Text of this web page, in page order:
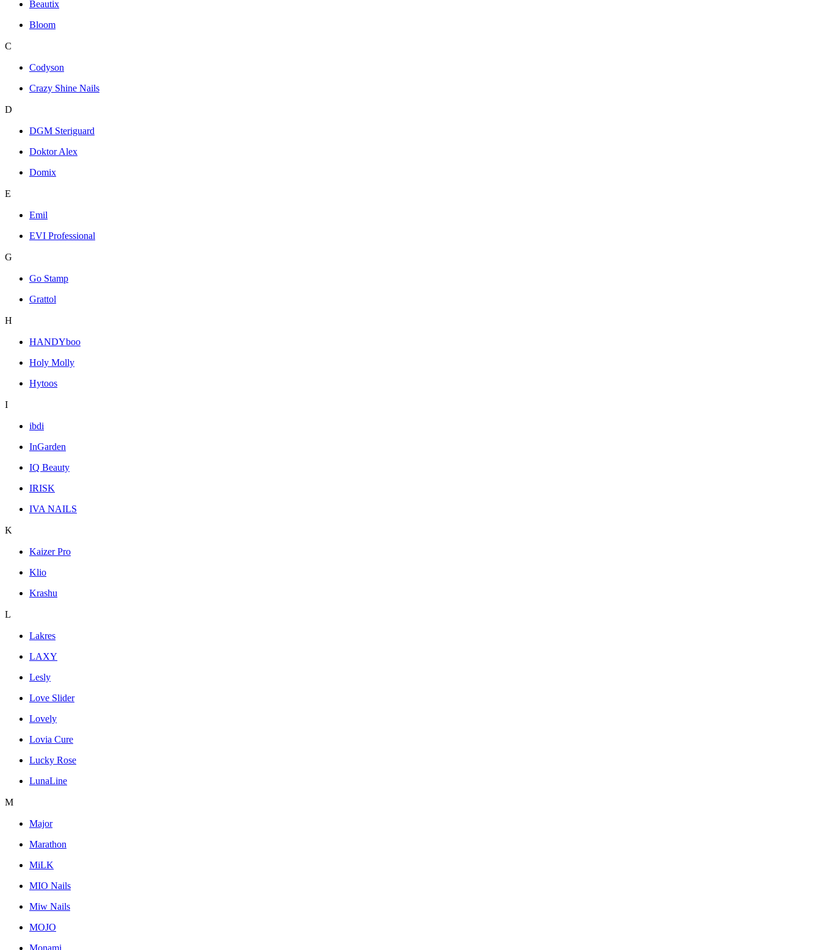
Beautix
Bloom
C
Codyson
Crazy Shine Nails
D
DGM Steriguard
Doktor Alex
Domix
E
Emil
EVI Professional
G
Go Stamp
Grattol
H
HANDYboo
Holy Molly
Hytoos
I
ibdi
InGarden
IQ Beauty
IRISK
IVA NAILS
K
Kaizer Pro
Klio
Krashu
L
Lakres
LAXY
Lesly
Love Slider
Lovely
Lovia Cure
Lucky Rose
LunaLine
M
Major
Marathon
MiLK
MIO Nails
Miw Nails
MOJO
Monami